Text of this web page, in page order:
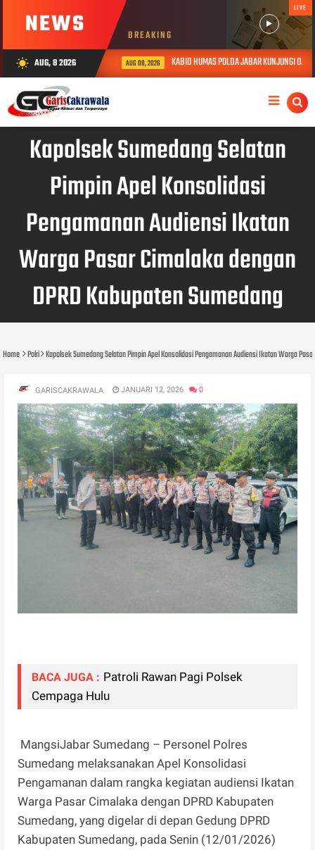
NEWS BREAKING
LIVE
wb_sunny AUG, 8 2026 AUG 08, 2026 KABID HUMAS POLDA JABAR KUNJUNGI DAN
Kapolsek Sumedang Selatan
Pimpin Apel Konsolidasi
Pengamanan Audiensi Ikatan
Warga Pasar Cimalaka dengan
DPRD Kabupaten Sumedang
Home Polri Kapolsek Sumedang Selatan Pimpin Apel Konsolidasi Pengamanan Audiensi Ikatan Warga
GARISCAKRAWALA JANUARI 12, 2026 0
BACA JUGA : Patroli Rawan Pagi Polsek
Cempaga Hulu
MangsiJabar Sumedang – Personel Polres
Sumedang melaksanakan Apel Konsolidasi
Pengamanan dalam rangka kegiatan audiensi Ikatan
Warga Pasar Cimalaka dengan DPRD Kabupaten
Sumedang, yang digelar di depan Gedung DPRD
Kabupaten Sumedang, pada Senin (12/01/2026)